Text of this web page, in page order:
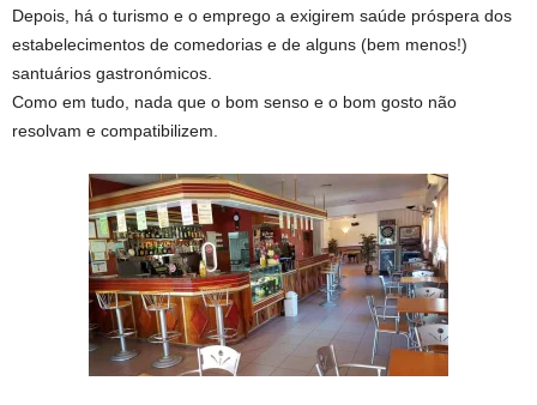
Depois, há o turismo e o emprego a exigirem saúde próspera dos
estabelecimentos de comedorias e de alguns (bem menos!)
santuários gastronómicos.
Como em tudo, nada que o bom senso e o bom gosto não
resolvam e compatibilizem.